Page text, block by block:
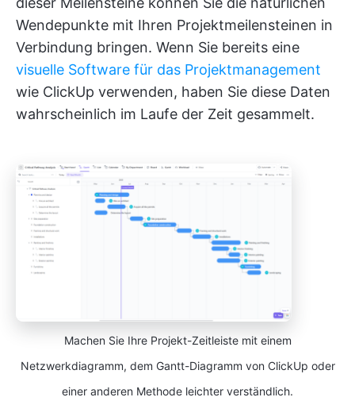
Wendepunkte mit Ihren Projektmeilensteinen in
Verbindung bringen. Wenn Sie bereits eine
visuelle Software für das Projektmanagement
wie ClickUp verwenden, haben Sie diese Daten
wahrscheinlich im Laufe der Zeit gesammelt.
Machen Sie Ihre Projekt-Zeitleiste mit einem
Netzwerkdiagramm, dem Gantt-Diagramm von ClickUp oder
einer anderen Methode leichter verständlich.